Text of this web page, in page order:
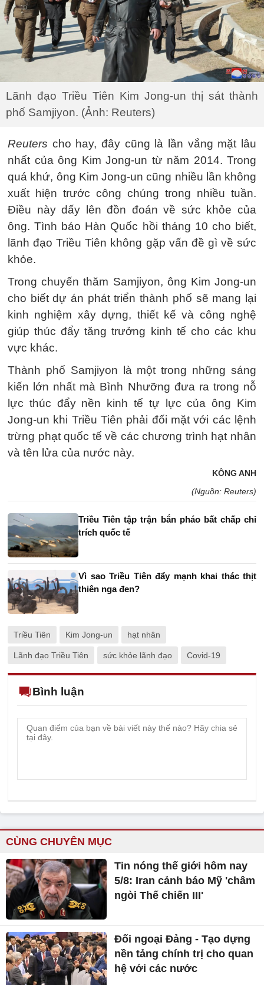
Lãnh đạo Triều Tiên Kim Jong-un thị sát thành
phố Samjiyon. (Ảnh: Reuters)
Reuters cho hay, đây cũng là lần vắng mặt lâu
nhất của ông Kim Jong-un từ năm 2014. Trong
quá khứ, ông Kim Jong-un cũng nhiều lần không
xuất hiện trước công chúng trong nhiều tuần.
Điều này dấy lên đồn đoán về sức khỏe của
ông. Tình báo Hàn Quốc hồi tháng 10 cho biết,
lãnh đạo Triều Tiên không gặp vấn đề gì về sức
khỏe.
Trong chuyến thăm Samjiyon, ông Kim Jong-un
cho biết dự án phát triển thành phố sẽ mang lại
kinh nghiệm xây dựng, thiết kế và công nghệ
giúp thúc đẩy tăng trưởng kinh tế cho các khu
vực khác.
Thành phố Samjiyon là một trong những sáng
kiến ​​lớn nhất mà Bình Nhưỡng đưa ra trong nỗ
lực thúc đẩy nền kinh tế tự lực của ông Kim
Jong-un khi Triều Tiên phải đối mặt với các lệnh
trừng phạt quốc tế về các chương trình hạt nhân
và tên lửa của nước này.
KÔNG ANH
(Nguồn: Reuters)
Triều Tiên tập trận bắn pháo bất chấp chỉ
trích quốc tế
Vì sao Triều Tiên đẩy mạnh khai thác thịt
thiên nga đen?
Triều Tiên Kim Jong-un hạt nhân
Lãnh đạo Triều Tiên sức khỏe lãnh đạo Covid-19
Bình luận
CÙNG CHUYÊN MỤC
Tin nóng thế giới hôm nay
5/8: Iran cảnh báo Mỹ 'châm
ngòi Thế chiến III'
Đối ngoại Đảng - Tạo dựng
nền tảng chính trị cho quan
hệ với các nước